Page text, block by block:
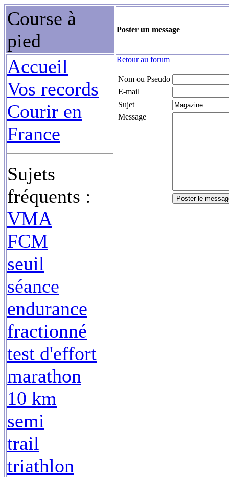
Course à
pied
Poster un message
Accueil
Vos records
Courir en
France
Sujets
fréquents :
VMA
FCM
seuil
séance
endurance
fractionné
test d'effort
marathon
10 km
semi
trail
triathlon
Retour au forum
Nom ou Pseudo
E-mail
Sujet
Message